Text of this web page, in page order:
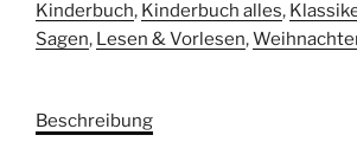
Kinderbuch, Kinderbuch alles,
Sagen, Lesen & Vorlesen,
Beschreibung